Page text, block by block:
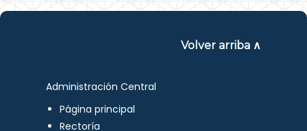
Volver arriba ∧
Administración Central
Página principal
Rectoría